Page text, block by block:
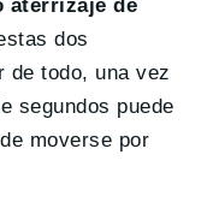
aterrizaje de
dos
de todo, una vez
segundos puede
moverse por